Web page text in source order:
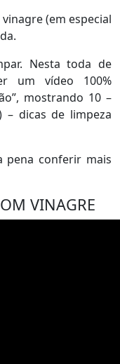
(em especial
Nesta toda de
um vídeo 100%
mostrando 10 –
– dicas de limpeza
pena conferir mais
VINAGRE